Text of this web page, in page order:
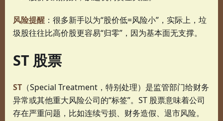
风险提醒 ：很多新手以为“股价低=风险小”，实际上，垃
圾股往往比高价股更容易“归零”，因为基本面无支撑。
ST 股票
ST （Special Treatment，特别处理）是监管部门给财务
异常或其他重大风险公司的“标签”。ST 股票意味着公司
存在严重问题，比如连续亏损、财务造假、退市风险。